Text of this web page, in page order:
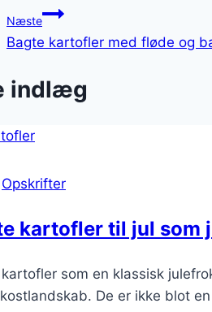
Næste
Bagte kartofler med fløde og
indlæg
Opskrifter
kartofler til jul som
som en klassisk
De er ikke blot